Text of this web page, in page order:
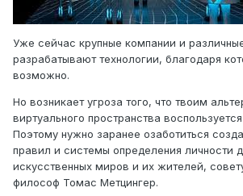
Уже сейчас крупные компании и
разрабатывают технологии, благодаря
возможно.
Но возникает угроза того, что твоим
виртуального пространства
Поэтому нужно заранее озаботиться
правил и системы определения личности
искусственных миров и их жителей,
философ Томас Метцингер.